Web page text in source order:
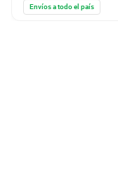
Envíos a todo el país